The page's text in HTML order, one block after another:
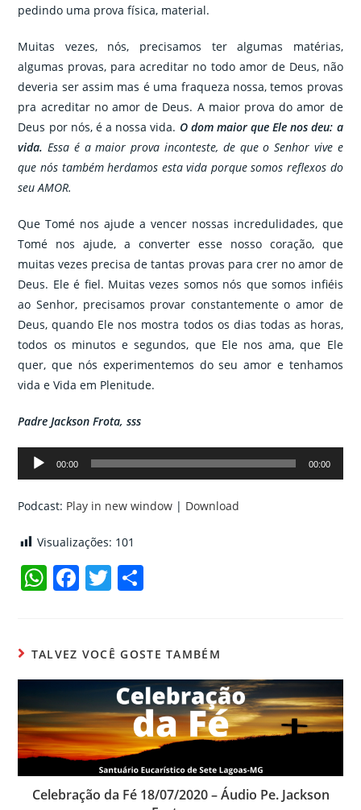
pedindo uma prova física, material.
Muitas vezes, nós, precisamos ter algumas matérias,
algumas provas, para acreditar no todo amor de Deus, não
deveria ser assim mas é uma fraqueza nossa, temos provas
pra acreditar no amor de Deus. A maior prova do amor de
Deus por nós, é a nossa vida. O dom maior que Ele nos deu: a
vida. Essa é a maior prova inconteste, de que o Senhor vive e
que nós também herdamos esta vida porque somos reflexos do
seu AMOR.
Que Tomé nos ajude a vencer nossas incredulidades, que
Tomé nos ajude, a converter esse nosso coração, que
muitas vezes precisa de tantas provas para crer no amor de
Deus. Ele é fiel. Muitas vezes somos nós que somos infiéis
ao Senhor, precisamos provar constantemente o amor de
Deus, quando Ele nos mostra todos os dias todas as horas,
todos os minutos e segundos, que Ele nos ama, que Ele
quer, que nós experimentemos do seu amor e tenhamos
vida e Vida em Plenitude.
Padre Jackson Frota, sss
Tocador
de
00:00 00:00
Podcast: Play in new window | Download
Visualizações: 101
W
s
A
p
p
F
e
b
o
o
k
T
er p
ar
til
h
ar
TALVEZ VOCÊ GOSTE TAMBÉM
Celebração da Fé 18/07/2020 – Áudio Pe. Jackson